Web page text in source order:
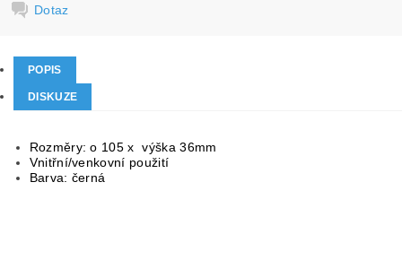
Dotaz
POPIS
DISKUZE
Rozměry: o 105 x výška 36mm
Vnitřní/venkovní použití
Barva: černá